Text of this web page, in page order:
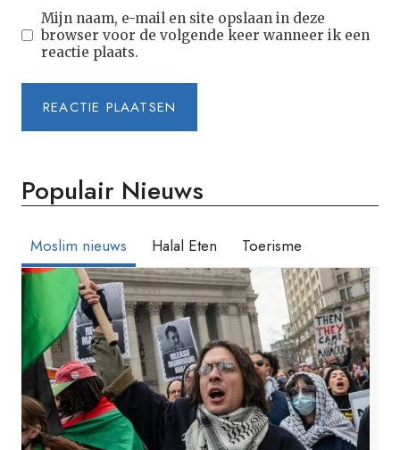
Mijn naam, e-mail en site opslaan in deze
browser voor de volgende keer wanneer ik een
reactie plaats.
Populair Nieuws
Moslim nieuws Halal Eten Toerisme